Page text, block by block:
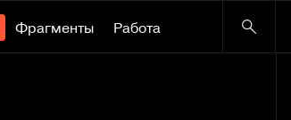
Фрагменты Работа